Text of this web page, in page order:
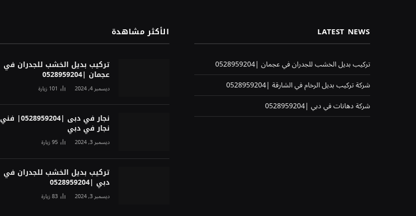
LATEST NEWS
تركيب بديل الخشب للجدران في عجمان |0528959204
شركة تركيب بديل الرخام في الشارقة |0528959204
شركة دهانات في دبي |0528959204
الأكثر مشاهدة
تركيب بديل الخشب للجدران في
عجمان |0528959204
ديسمبر 4, 2024 101زيارة
نجار في دبى |0528959204| فني
نجار في دبي
ديسمبر 3, 2024 95زيارة
تركيب بديل الخشب للجدران في
دبي |0528959204
ديسمبر 3, 2024 83زيارة